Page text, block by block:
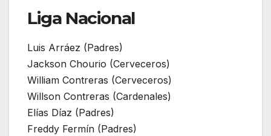
Liga Nacional
Luis Arráez (Padres)
Jackson Chourio (Cerveceros)
William Contreras (Cerveceros)
Willson Contreras (Cardenales)
Elías Díaz (Padres)
Freddy Fermín (Padres)